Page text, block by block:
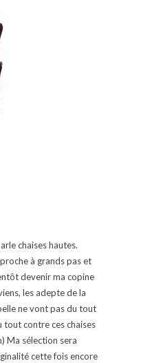
chaises hautes.
à grands pas et
devenir ma copine
les adepte de la
ne vont pas du tout
tout contre ces chaises
Ma sélection sera
cette fois encore